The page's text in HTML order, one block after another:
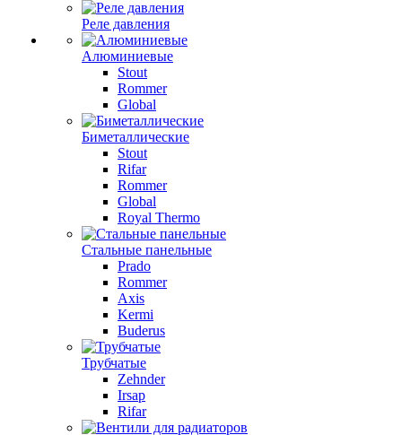
Реле давления
Алюминиевые
Stout
Rommer
Global
Биметаллические
Stout
Rifar
Rommer
Global
Royal Thermo
Стальные панельные
Prado
Rommer
Axis
Kermi
Buderus
Трубчатые
Zehnder
Irsap
Rifar